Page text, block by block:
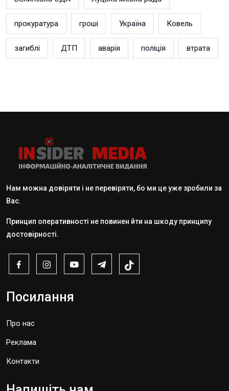
прокуратура гроші Україна Ковель
загиблі ДТП аварія поліція втрата
Нам можна довіряти і не перевіряти, бо ми це уже зробили за
Вас.
Принцип оперативності не повинен йти на шкоду принципу
достовірності.
Посилання
Про нас
Реклама
Контакти